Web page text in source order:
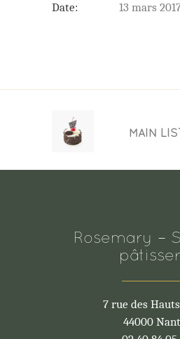
Date:
13 mars
MAIN
Rosemary –
7 rue des
44000